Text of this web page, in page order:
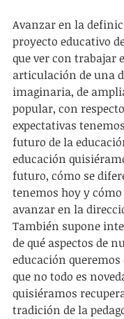
Avanzar en la
proyecto educativo
que ver con trabajar
articulación de una
imaginaria, de
popular, con
expectativas
futuro de la
educación
futuro, cómo se
tenemos hoy y cómo
avanzar en la
También supone
de qué aspectos de
educación
que no todo es
quisiéramos
tradición de la